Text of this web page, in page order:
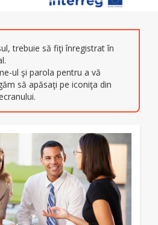
trebuie să fiţi înregistrat în
ul şi parola pentru a vă
să apăsaţi pe iconiţa din